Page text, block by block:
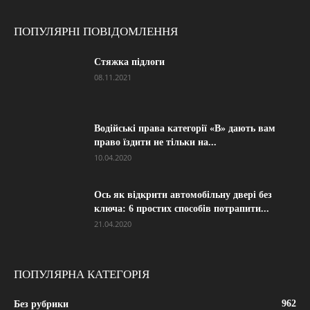
ПОПУЛЯРНІ ПОВІДОМЛЕННЯ
Стяжка підлоги
08.11.2021
Водійські права категорії «B» дають вам
право їздити не тільки на...
10.04.2020
Ось як відкрити автомобільну двері без
ключа: 6 простих способів потрапити...
21.04.2020
ПОПУЛЯРНА КАТЕГОРІЯ
Без рубрики 962